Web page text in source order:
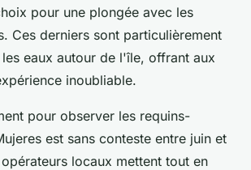
pour une plongée avec les
Ces derniers sont particulièrement
eaux autour de l'île, offrant aux
inoubliable.
pour observer les requins-
est sans conteste entre juin et
locaux mettent tout en